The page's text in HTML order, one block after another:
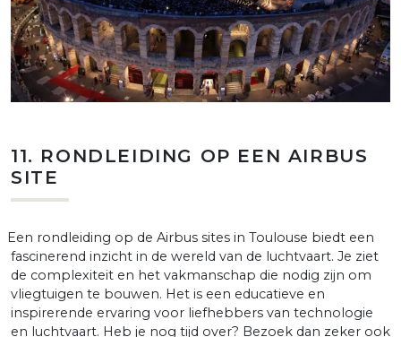
11. RONDLEIDING OP EEN AIRBUS
SITE
Een rondleiding op de Airbus sites in Toulouse biedt een
fascinerend inzicht in de wereld van de luchtvaart. Je ziet
de complexiteit en het vakmanschap die nodig zijn om
vliegtuigen te bouwen. Het is een educatieve en
inspirerende ervaring voor liefhebbers van technologie
en luchtvaart. Heb je nog tijd over? Bezoek dan zeker ook